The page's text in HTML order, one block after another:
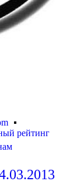
рейтинг